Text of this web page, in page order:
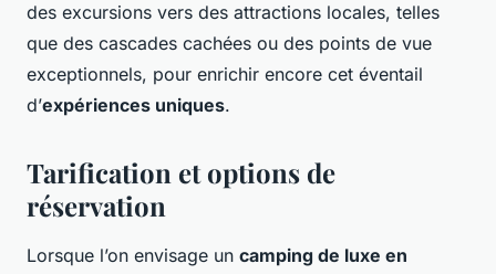
des excursions vers des attractions locales, telles
que des cascades cachées ou des points de vue
exceptionnels, pour enrichir encore cet éventail
d’expériences uniques.
Tarification et options de
réservation
Lorsque l’on envisage un camping de luxe en